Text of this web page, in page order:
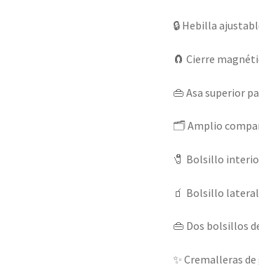
🔒 Hebilla
🧲 Cierre
👜 Asa superior
🗂️ Amplio
🧷 Bolsillo
🧃 Bolsillo
👜 Dos bolsillos
✨ Cremalleras